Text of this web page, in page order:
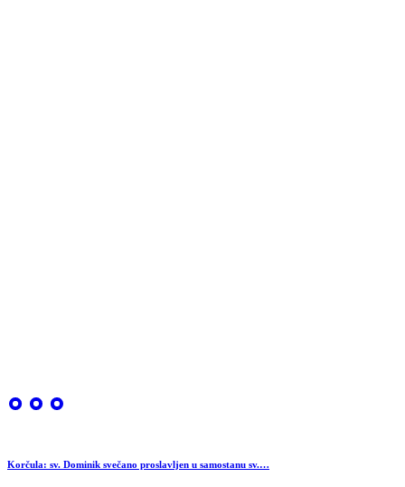
Korčula: sv. Dominik svečano proslavljen u samostanu sv.…